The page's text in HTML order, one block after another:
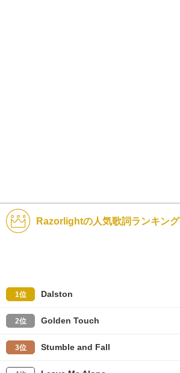
Razorlightの人気歌詞ランキング
1位 Dalston
2位 Golden Touch
3位 Stumble and Fall